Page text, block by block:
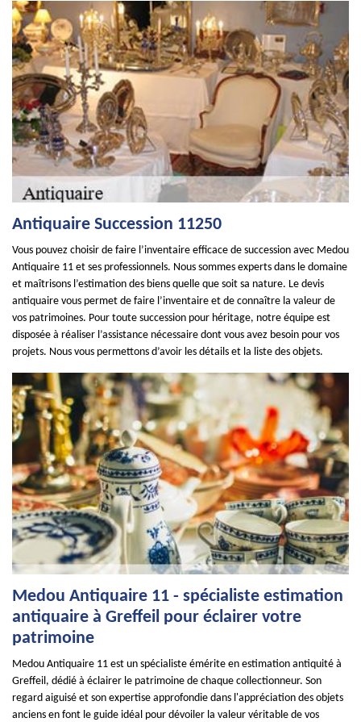
Antiquaire Succession 11250
Vous pouvez choisir de faire l’inventaire efficace de succession avec Medou
Antiquaire 11 et ses professionnels. Nous sommes experts dans le domaine
et maîtrisons l’estimation des biens quelle que soit sa nature. Le devis
antiquaire vous permet de faire l’inventaire et de connaître la valeur de
vos patrimoines. Pour toute succession pour héritage, notre équipe est
disposée à réaliser l’assistance nécessaire dont vous avez besoin pour vos
projets. Nous vous permettons d’avoir les détails et la liste des objets.
Medou Antiquaire 11 - spécialiste estimation
antiquaire à Greffeil pour éclairer votre
patrimoine
Medou Antiquaire 11 est un spécialiste émérite en estimation antiquité à
Greffeil, dédié à éclairer le patrimoine de chaque collectionneur. Son
regard aiguisé et son expertise approfondie dans l'appréciation des objets
anciens en font le guide idéal pour dévoiler la valeur véritable de vos